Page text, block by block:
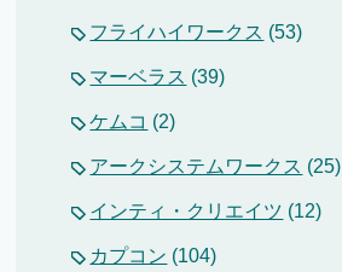
フライハイワークス (53)
マーベラス (39)
ケムコ (2)
アークシステムワークス (25)
インティ・クリエイツ (12)
カプコン (104)